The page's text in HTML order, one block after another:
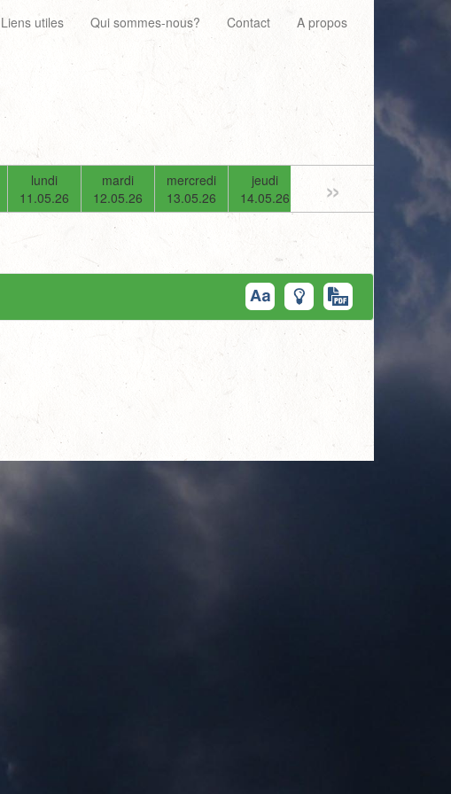
Liens utiles Qui sommes-nous? Contact A propos
lundi
11.05.26
mardi
12.05.26
mercredi
13.05.26
jeudi
14.05.26
15.05.26
»